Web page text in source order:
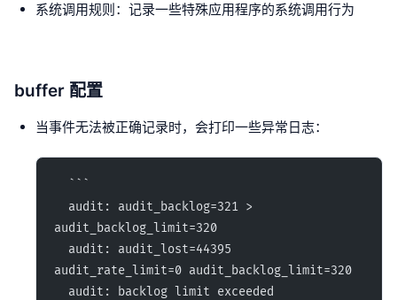
系统调用规则：记录一些特殊应用程序的系统调用行为
buffer 配置
当事件无法被正确记录时，会打印一些异常日志：
audit_backlog_limit=320
audit_rate_limit=0 audit_backlog_limit=320
  audit: backlog limit exceeded